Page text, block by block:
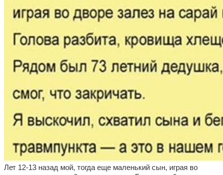
Лет 12-13 назад мой, тогда еще маленький сын, играя во